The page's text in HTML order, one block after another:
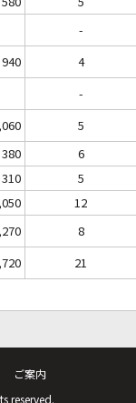
-
940
4
-
5
380
6
310
5
12
8
21
ご案内
reserved.